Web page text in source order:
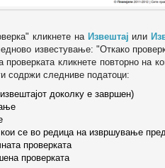
кликнете на Извештај или
известување: "Oткако
проверката кликнете повторно на
содржи следниве податоци:
доколку е завршен)
кои се во редица на извршување
проверката
проверката